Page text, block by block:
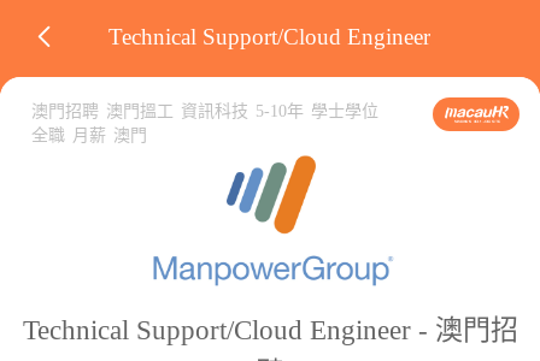
Technical Support/Cloud Engineer
澳門招聘 澳門搵工 資訊科技 5-10年 學士學位
全職 月薪 澳門
Technical Support/Cloud Engineer - 澳門招